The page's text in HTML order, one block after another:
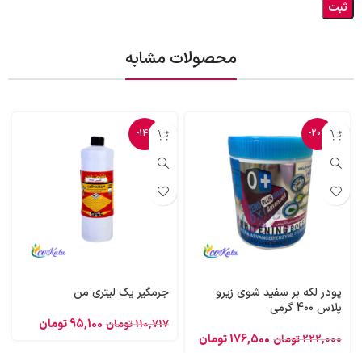
محصولات مشابه
-20%
پودر لکه بر سفید شوی زیرو
پلاس 4۰۰ گرمی
222,000تومان 176,500تومان
-14%
جرمگیر یک لیتری من
110,717تومان 95,100تومان